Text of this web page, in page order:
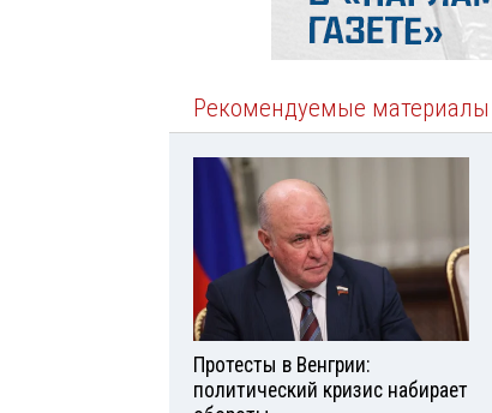
Рекомендуемые материалы
Протесты в Венгрии:
политический кризис набирает